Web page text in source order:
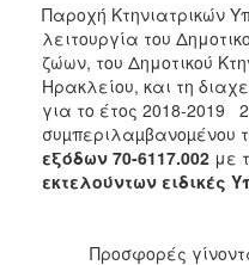
Παροχή Κτηνιατρικών
λειτουργία του
ζώων, του Δημοτικού
Ηρακλείου, και τη
για το έτος 2018-2019
συµπεριλαµβανοµένου
εξόδων 70-6117.002 με
εκτελούντων ειδικές
Προσφορές